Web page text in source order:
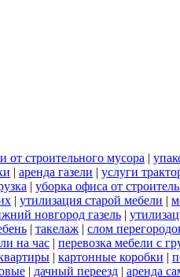
от строительного мусора |
| аренда газели | услуги
| уборка офиса от
| утилизация старой мебели |
новгород газель |
| такелаж | слом
на час | перевозка мебели с
| картонные коробки |
| дачный переезд | аренда